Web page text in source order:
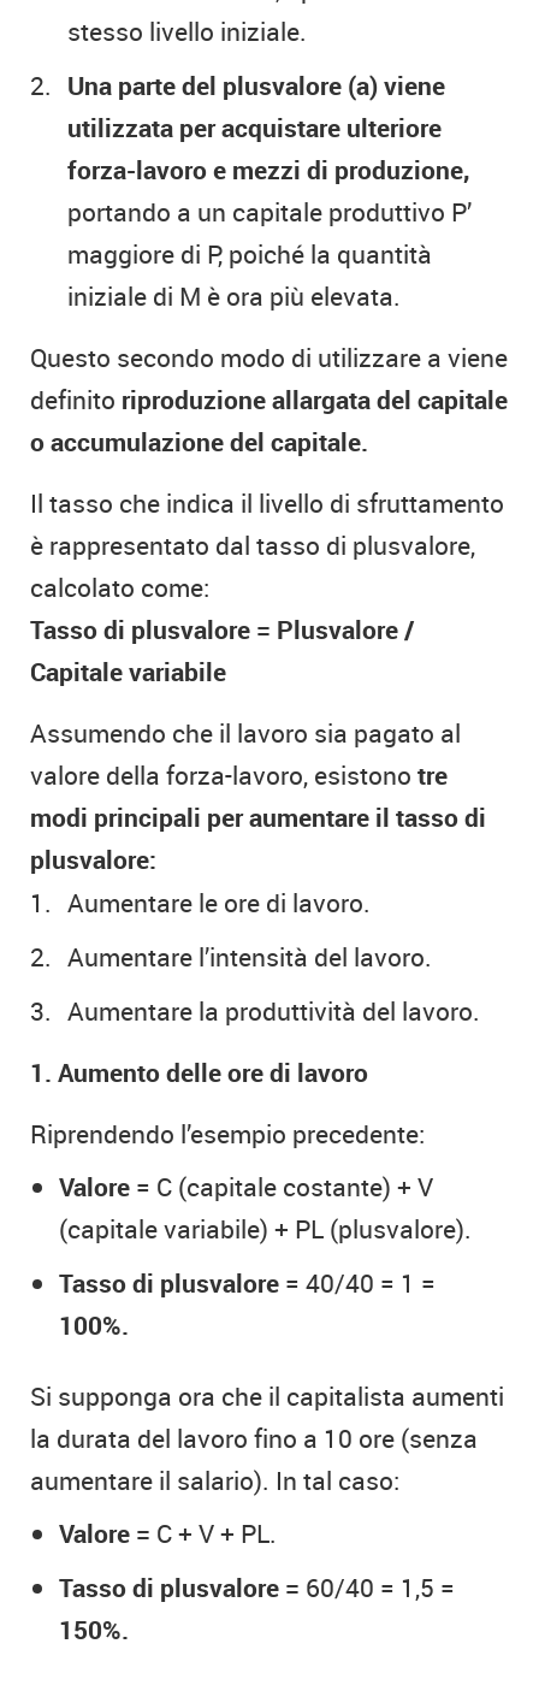
stesso livello iniziale.
Una parte del plusvalore (a) viene
utilizzata per acquistare ulteriore
forza-lavoro e mezzi di produzione,
portando a un capitale produttivo P’
maggiore di P, poiché la quantità
iniziale di M è ora più elevata.
Questo secondo modo di utilizzare a viene
definito riproduzione allargata del capitale
o accumulazione del capitale.
Il tasso che indica il livello di sfruttamento
è rappresentato dal tasso di plusvalore,
calcolato come:
Tasso di plusvalore = Plusvalore /
Capitale variabile
Assumendo che il lavoro sia pagato al
valore della forza-lavoro, esistono tre
modi principali per aumentare il tasso di
plusvalore:
Aumentare le ore di lavoro.
Aumentare l’intensità del lavoro.
Aumentare la produttività del lavoro.
1. Aumento delle ore di lavoro
Riprendendo l’esempio precedente:
Valore = C (capitale costante) + V
(capitale variabile) + PL (plusvalore).
Tasso di plusvalore = 40/40 = 1 =
100%.
Si supponga ora che il capitalista aumenti
la durata del lavoro fino a 10 ore (senza
aumentare il salario). In tal caso:
Valore = C + V + PL.
Tasso di plusvalore = 60/40 = 1,5 =
150%.